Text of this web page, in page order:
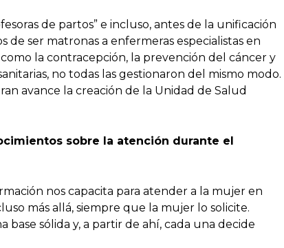
de partos” e incluso, antes de la unificación
ser matronas a enfermeras especialistas en
la contracepción, la prevención del cáncer y
no todas las gestionaron del mismo modo.
avance la creación de la Unidad de Salud
sobre la atención durante el
nos capacita para atender a la mujer en
más allá, siempre que la mujer lo solicite.
sólida y, a partir de ahí, cada una decide